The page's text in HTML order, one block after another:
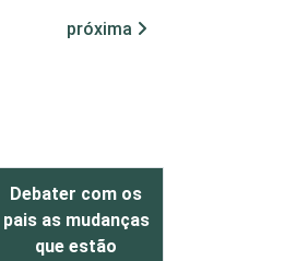
próxima
Debater com os
pais as mudanças
que estão